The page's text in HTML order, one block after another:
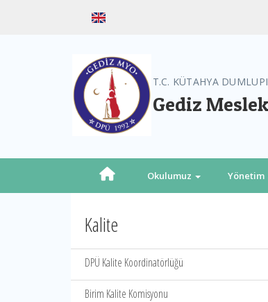
T.C. KÜTAHYA
Gediz
Okulumuz Yönetim
Kalite
DPÜ Kalite Koordinatörlüğü
Birim Kalite Komisyonu